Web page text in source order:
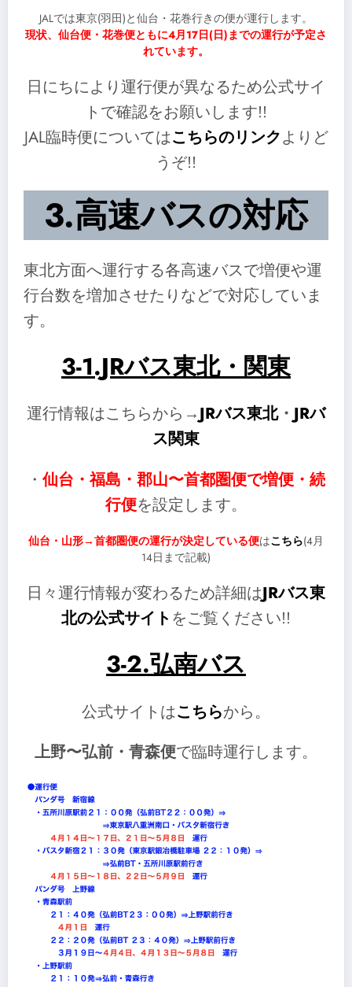
JALでは東京(羽田)と仙台・花巻行きの便が運行します。
現状、仙台便・花巻便ともに4月17日(日)までの運行が予定さ
れています。
日にちにより運行便が異なるため公式サイ
トで確認をお願いします!!
JAL臨時便についてはこちらのリンクよりど
うぞ!!
3.高速バスの対応
東北方面へ運行する各高速バスで増便や運
行台数を増加させたりなどで対応していま
す。
3-1.JRバス東北・関東
運行情報はこちらから→JRバス東北・JRバ
ス関東
・仙台・福島・郡山〜首都圏便で増便・続
行便を設定します。
仙台・山形→首都圏便の運行が決定している便はこちら(4月
14日まで記載)
日々運行情報が変わるため詳細はJRバス東
北の公式サイトをご覧ください!!
3-2.弘南バス
公式サイトはこちらから。
上野〜弘前・青森便で臨時運行します。